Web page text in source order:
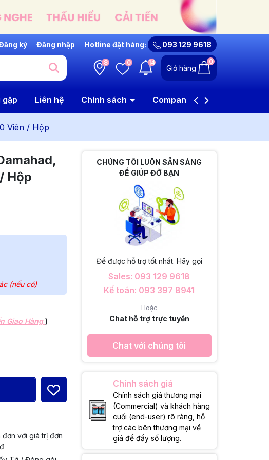
ký Đăng nhập Hotline đặt hàng: 093 129 9618
8 0 14
Giỏ hàng
0
gặp Liên hệ Chính sách Company Profile
Viên / Hộp
Hộp
(nếu có)
Giao Hàng)
đơn với giá trị đơn
CHÚNG TÔI LUÔN SẴN SÀNG
ĐỂ GIÚP ĐỠ BẠN
Để được hỗ trợ tốt nhất. Hãy gọi
Sales: 093 129 9618
Kế toán: 093 397 8941
Hoặc
Chat hỗ trợ trực tuyến
Chat với chúng tôi
Chính sách giá
Chính sách giá thương mại
(Commercial) và khách hàng
cuối (end-user) rõ ràng, hỗ
trợ các bên thương mại về
giá để đẩy số lượng.